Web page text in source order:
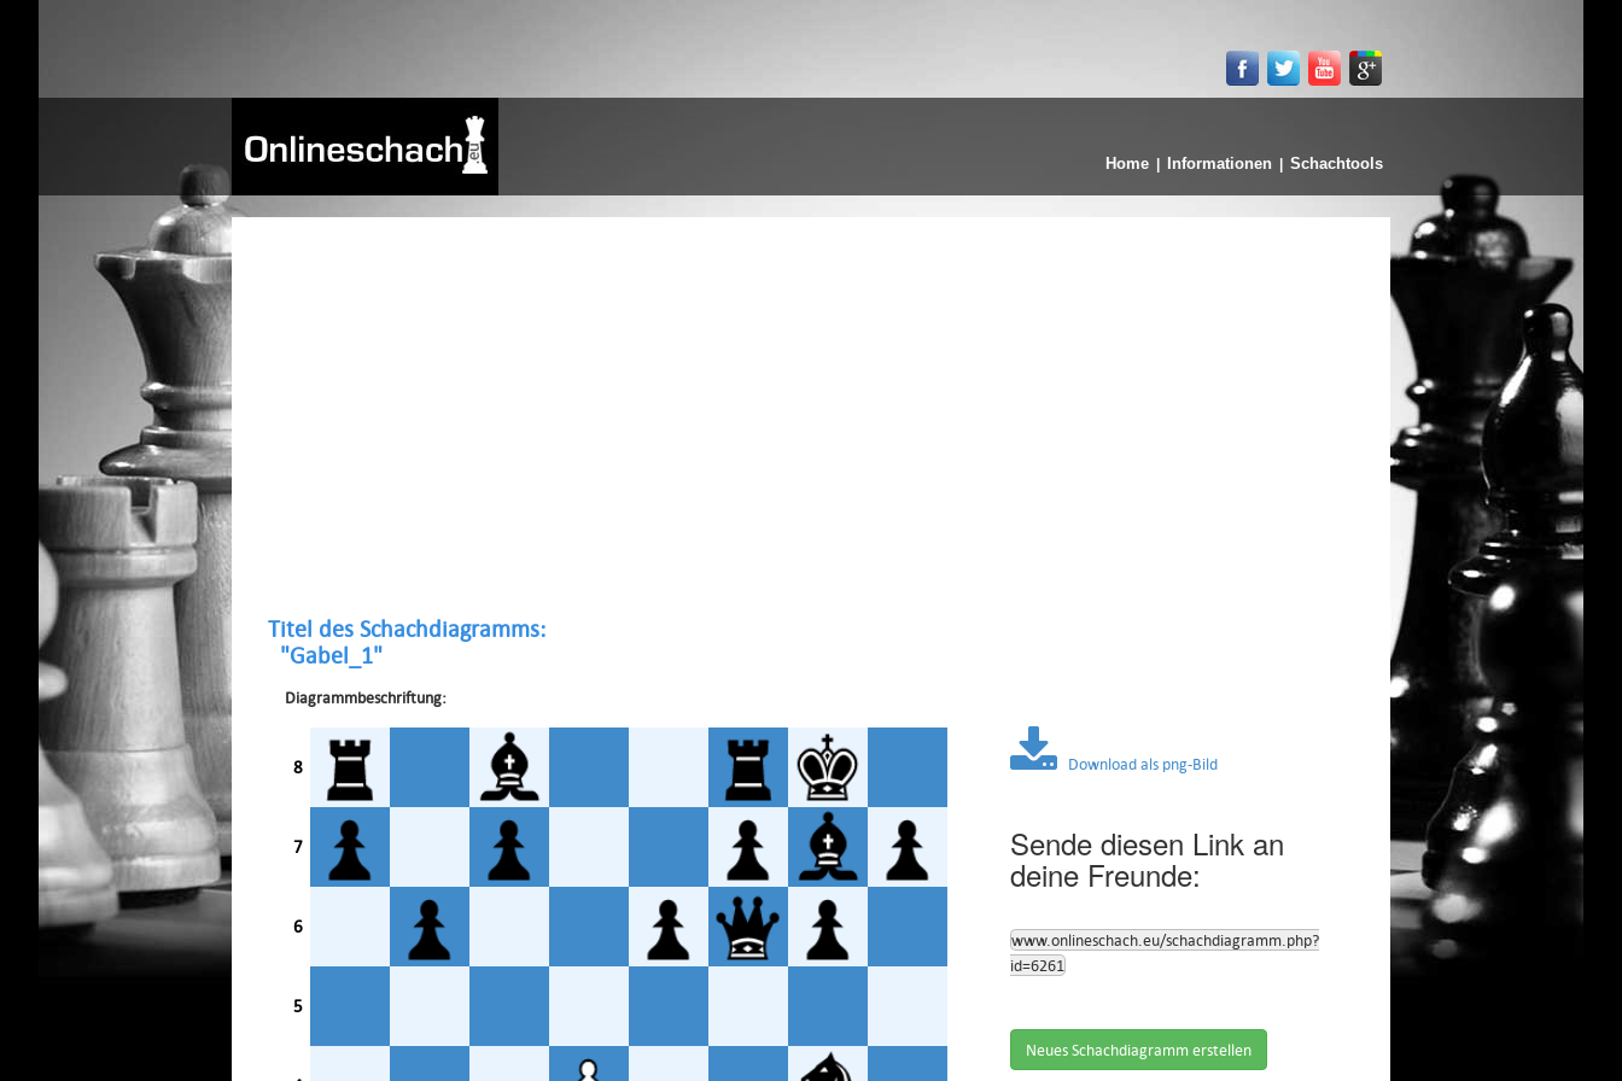
Home Informationen Schachtools
Titel des Schachdiagramms:
"Gabel_1"
Diagrammbeschriftung:
8
7
6
5
Download als png-Bild
Sende diesen Link an
deine Freunde:
www.onlineschach.eu/schachdiagramm.php?
id=6261
Neues Schachdiagramm erstellen